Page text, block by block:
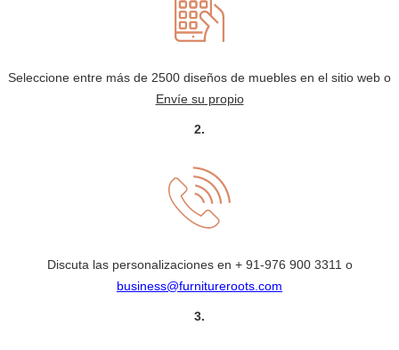
Seleccione entre más de 2500 diseños de muebles en el sitio web o
Envíe su propio
2.
Discuta las personalizaciones en + 91-976 900 3311 o
business@furnitureroots.com
3.